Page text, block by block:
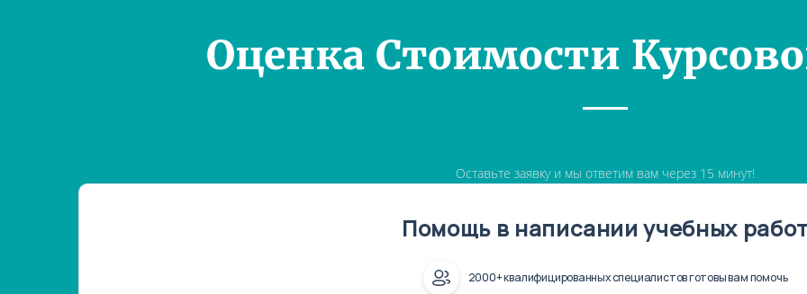
Оценка Стоимости
Оставьте заявку и мы ответим вам через 15 минут!
Помощь в написании учебных
2000+ квалифицированных специалистов готовы вам помочь